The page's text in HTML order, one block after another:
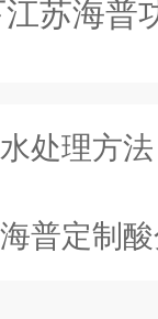
苏海普
处理方法
制酸分离设